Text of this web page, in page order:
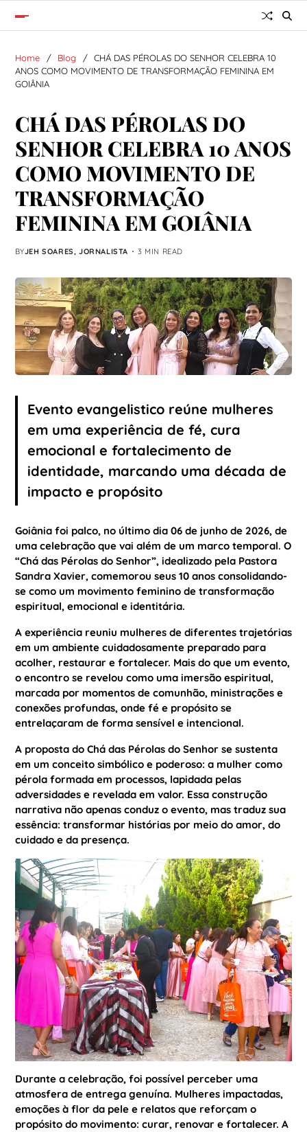
Home Blog
CHÁ DAS PÉROLAS DO SENHOR CELEBRA 10
ANOS COMO MOVIMENTO DE TRANSFORMAÇÃO FEMININA EM
GOIÂNIA
CHÁ DAS PÉROLAS DO
SENHOR CELEBRA 10 ANOS
COMO MOVIMENTO DE
TRANSFORMAÇÃO
FEMININA EM GOIÂNIA
BYJEH SOARES, JORNALISTA 3 MIN READ
Evento evangelistico reúne mulheres
em uma experiência de fé, cura
emocional e fortalecimento de
identidade, marcando uma década de
impacto e propósito
Goiânia foi palco, no último dia 06 de junho de 2026, de
uma celebração que vai além de um marco temporal. O
“Chá das Pérolas do Senhor”,idealizado pela Pastora
Sandra Xavier, comemorou seus 10 anos consolidando-
se como um movimento feminino de transformação
espiritual, emocional e identitária.
A experiência reuniu mulheres de diferentes trajetórias
em um ambiente cuidadosamente preparado para
acolher, restaurar e fortalecer. Mais do que um evento,
o encontro se revelou como uma imersão espiritual,
marcada por momentos de comunhão, ministrações e
conexões profundas, onde fé e propósito se
entrelaçaram de forma sensível e intencional.
A proposta do Chá das Pérolas do Senhor se sustenta
em um conceito simbólico e poderoso: a mulher como
pérola formada em processos, lapidada pelas
adversidades e revelada em valor. Essa construção
narrativa não apenas conduz o evento, mas traduz sua
essência: transformar histórias por meio do amor, do
cuidado e da presença.
Durante a celebração, foi possível perceber uma
atmosfera de entrega genuína. Mulheres impactadas,
emoções à flor da pele e relatos que reforçam o
propósito do movimento: curar, renovar e fortalecer. A